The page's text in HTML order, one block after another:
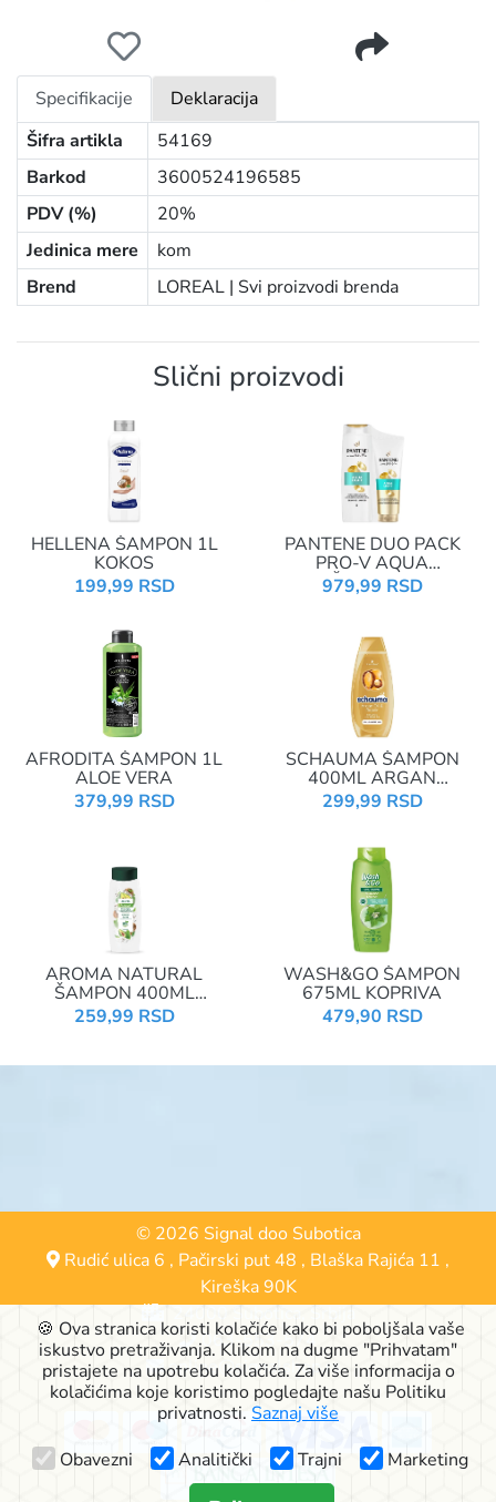
Specifikacije
Deklaracija
Šifra artikla
54169
Barkod
3600524196585
PDV (%)
20%
Jedinica mere
kom
Brend
LOREAL | Svi proizvodi brenda
Slični proizvodi
HELLENA ŠAMPON 1L
KOKOS
199,99 RSD
PANTENE DUO PACK
PRO-V AQUA
LIGHT(ŠAMPON 400ML
NUTRI-
220ML 3 MIN MIRACLE)
979,99 RSD
AFRODITA ŠAMPON 1L
ALOE VERA
379,99 RSD
SCHAUMA ŠAMPON
400ML ARGAN
OIL&REPAIR
299,99 RSD
AROMA NATURAL
ŠAMPON 400ML
AVOCADO&COCONUT
MILK
259,99 RSD
WASH&GO ŠAMPON
675ML KOPRIVA
479,90 RSD
© 2026 Signal doo Subotica
Rudić ulica 6 , Pačirski put 48 , Blaška Rajića 11 ,
Kireška 90K
24000 Subotica, Srbija
063-553-574
online@signalshop.rs
🍪 Ova stranica koristi kolačiće kako bi poboljšala vaše
iskustvo pretraživanja. Klikom na dugme "Prihvatam"
pristajete na upotrebu kolačića. Za više informacija o
kolačićima koje koristimo pogledajte našu Politiku
privatnosti. Saznaj više
Obavezni
Analitički Trajni Marketing